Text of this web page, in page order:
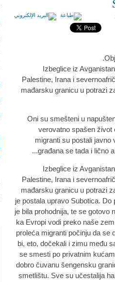
Izbeglice iz
Palestine, Irana i
mađarsku granicu u potrazi
Oni su smešteni u
verovatno spašen život
migranti su postali javno
građana se tada i lično
Izbeglice iz
Palestine, Irana i
mađarsku granicu u potrazi
je postala upravo Subotica. Do
je bila prohodnija, te se gotovo
ka Evropi vodi preko naše
proleća migranti počinju da se
bi, eto, dočekali i zimu među
se smesti po privatnim
dobro čuvanu šengensku
smetlištu. Sve su učestalija